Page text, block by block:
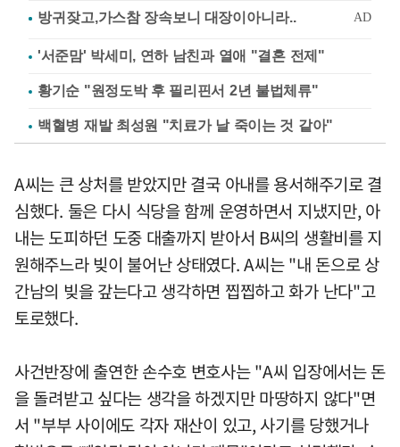
'서준맘' 박세미, 연하 남친과 열애 "결혼 전제"
황기순 "원정도박 후 필리핀서 2년 불법체류"
백혈병 재발 최성원 "치료가 날 죽이는 것 같아"
A씨는 큰 상처를 받았지만 결국 아내를 용서해주기로 결
심했다. 둘은 다시 식당을 함께 운영하면서 지냈지만, 아
내는 도피하던 도중 대출까지 받아서 B씨의 생활비를 지
원해주느라 빚이 불어난 상태였다. A씨는 "내 돈으로 상
간남의 빚을 갚는다고 생각하면 찝찝하고 화가 난다"고
토로했다.
사건반장에 출연한 손수호 변호사는 "A씨 입장에서는 돈
을 돌려받고 싶다는 생각을 하겠지만 마땅하지 않다"면
서 "부부 사이에도 각자 재산이 있고, 사기를 당했거나